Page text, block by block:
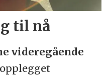
til nå
videregående